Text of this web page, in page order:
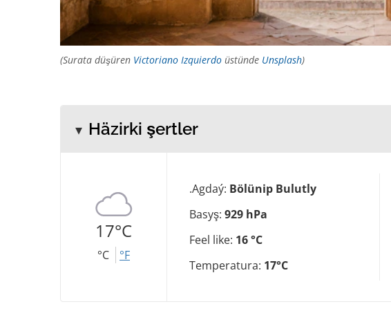
(Surata düşüren Victoriano Izquierdo üstünde Unsplash)
Häzirki şertler
17°C
°C °F
.Agdaý: Bölünip Bulutly
Basyş: 929 hPa
Feel like: 16 °C
Temperatura: 17°C